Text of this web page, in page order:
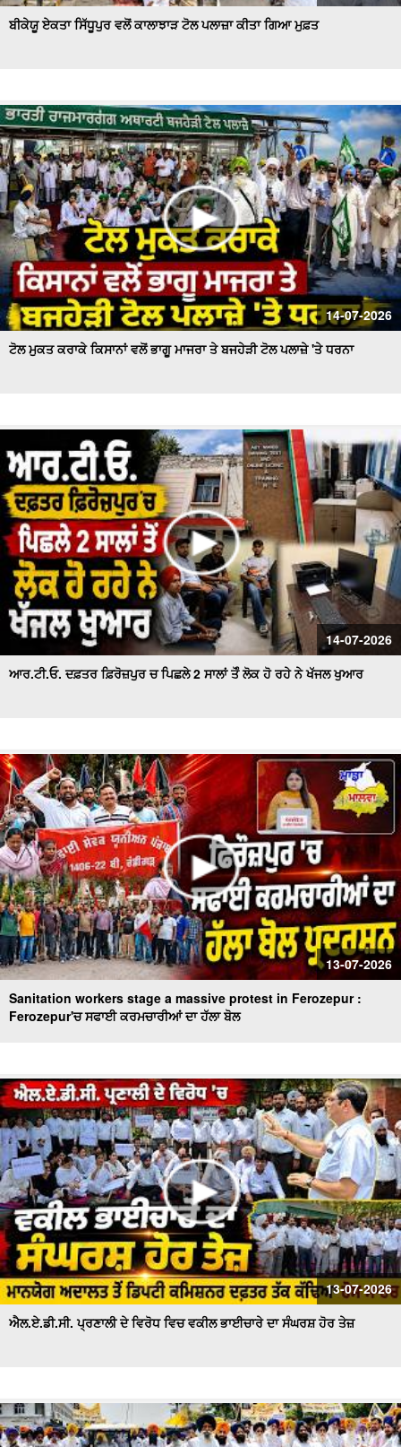
ਬੀਕੇਯੂ ਏਕਤਾ ਸਿੱਧੂਪੁਰ ਵਲੋਂ ਕਾਲਾਝਾੜ ਟੋਲ ਪਲਾਜ਼ਾ ਕੀਤਾ ਗਿਆ ਮੁਫ਼ਤ
14-07-2026
ਟੋਲ ਮੁਕਤ ਕਰਾਕੇ ਕਿਸਾਨਾਂ ਵਲੋਂ ਭਾਗੂ ਮਾਜਰਾ ਤੇ ਬਜਹੇੜੀ ਟੋਲ ਪਲਾਜ਼ੇ 'ਤੇ ਧਰਨਾ
14-07-2026
ਆਰ.ਟੀ.ਓ. ਦਫ਼ਤਰ ਫ਼ਿਰੋਜ਼ਪੁਰ ਚ ਪਿਛਲੇ 2 ਸਾਲਾਂ ਤੋੰ ਲੋਕ ਹੋ ਰਹੇ ਨੇ ਖੱਜਲ ਖੁਆਰ
13-07-2026
Sanitation workers stage a massive protest in Ferozepur :
Ferozepur'ਚ ਸਫਾਈ ਕਰਮਚਾਰੀਆਂ ਦਾ ਹੱਲਾ ਬੋਲ
13-07-2026
ਐਲ.ਏ.ਡੀ.ਸੀ. ਪ੍ਰਣਾਲੀ ਦੇ ਵਿਰੋਧ ਵਿਚ ਵਕੀਲ ਭਾਈਚਾਰੇ ਦਾ ਸੰਘਰਸ਼ ਹੋਰ ਤੇਜ਼